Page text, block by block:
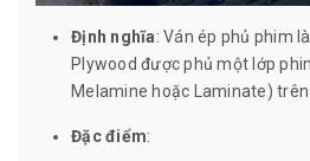
Định nghĩa: Ván ép phủ phim
Plywood được phủ một lớp
Melamine hoặc Laminate) trên
Đặc điểm: